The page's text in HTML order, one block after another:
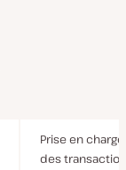
Prise en charge
des